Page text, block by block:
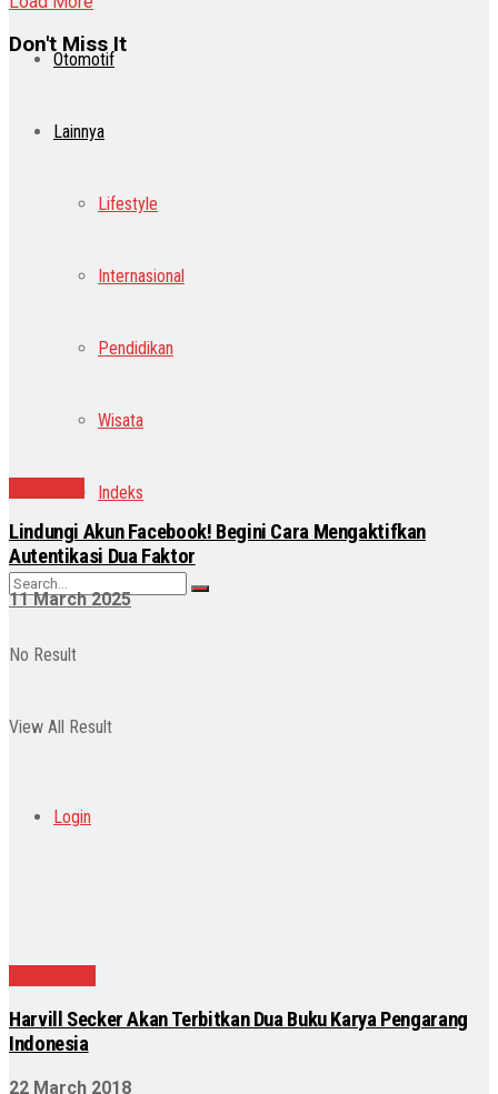
Otomotif
Lainnya
Lifestyle
Internasional
Pendidikan
Wisata
Indeks
No Result
View All Result
Login
Don't Miss It
Lindungi Akun Facebook! Begini Cara Mengaktifkan
Autentikasi Dua Faktor
11 March 2025
Harvill Secker Akan Terbitkan Dua Buku Karya Pengarang
Indonesia
22 March 2018